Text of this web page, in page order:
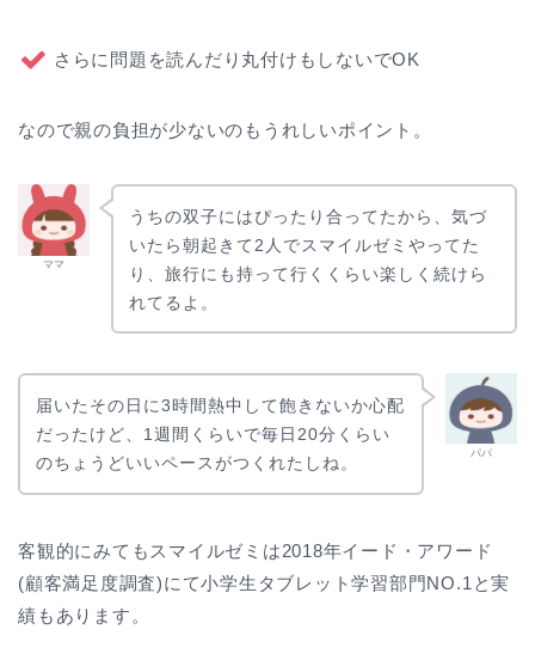
さらに問題を読んだり丸付けもしないでOK
なので親の負担が少ないのもうれしいポイント。
ママ
うちの双子にはぴったり合ってたから、気づ
いたら朝起きて2人でスマイルゼミやってた
り、旅行にも持って行くくらい楽しく続けら
れてるよ。
パパ
届いたその日に3時間熱中して飽きないか心配
だったけど、1週間くらいで毎日20分くらい
のちょうどいいペースがつくれたしね。
客観的にみてもスマイルゼミは2018年イード・アワード
(顧客満足度調査)にて小学生タブレット学習部門NO.1と実
績もあります。